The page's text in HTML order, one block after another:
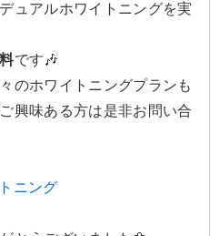
ュアルホワイトニングを実
です🎶
のホワイトニングプランも
興味ある方は是非お問い合
ニング